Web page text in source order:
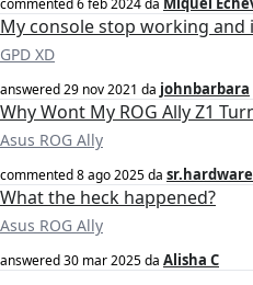
commented6 feb 2024da
My console stop working and
GPD XD
answered29 nov 2021 da johnbarbara
Why Wont My ROG Ally Z1
Asus ROG Ally
commented8 ago 2025da
What the heck happened?
Asus ROG Ally
answered30 mar 2025da Alisha C